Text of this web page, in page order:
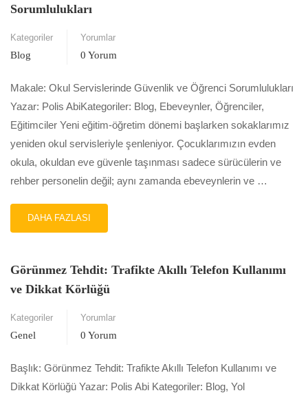
ÇAĞINDA
KULLANIMININ
ÖNEMI
Sorumlulukları
Kategoriler
Blog
Yorumlar
0 Yorum
Makale: Okul Servislerinde Güvenlik ve Öğrenci Sorumlulukları
Yazar: Polis AbiKategoriler: Blog, Ebeveynler, Öğrenciler,
Eğitimciler Yeni eğitim-öğretim dönemi başlarken sokaklarımız
yeniden okul servisleriyle şenleniyor. Çocuklarımızın evden
okula, okuldan eve güvenle taşınması sadece sürücülerin ve
rehber personelin değil; aynı zamanda ebeveynlerin ve …
READ
MORE
SERVISLERINDE
GÜVENLIK
ÖĞRENCI
DAHA FAZLASI
Görünmez Tehdit: Trafikte Akıllı Telefon Kullanımı
ve Dikkat Körlüğü
Kategoriler
Genel
Yorumlar
0 Yorum
Başlık: Görünmez Tehdit: Trafikte Akıllı Telefon Kullanımı ve
Dikkat Körlüğü Yazar: Polis Abi Kategoriler: Blog, Yol